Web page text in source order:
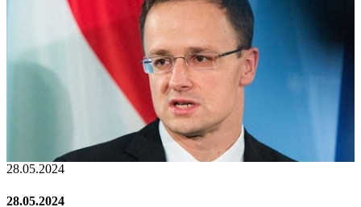
28.05.2024
28.05.2024